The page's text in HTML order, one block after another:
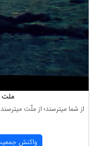
ملت
از شما میترسند؛ از ملّت
واكنش